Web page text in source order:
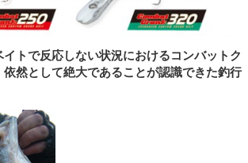
イトで反応しない状況におけるコンバットク
依然として絶大であることが認識できた釣行